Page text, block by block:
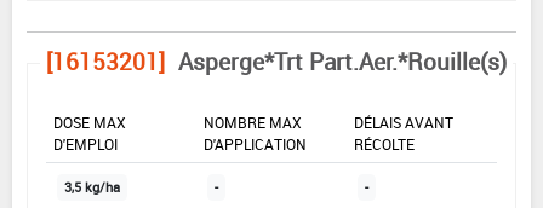
[16153201] Asperge*Trt Part.Aer.*Rouille(s)
DOSE MAX
D'EMPLOI
NOMBRE MAX
D'APPLICATION
DÉLAIS AVANT
RÉCOLTE
3,5 kg/ha - -